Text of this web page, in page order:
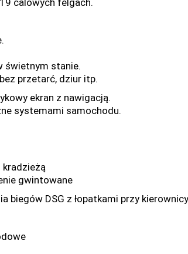
calowych felgach.
świetnym stanie.
przetarć, dziur itp.
ekran z nawigacją.
systemami samochodu.
kradzieżą
gwintowane
biegów DSG z łopatkami przy kierownicy